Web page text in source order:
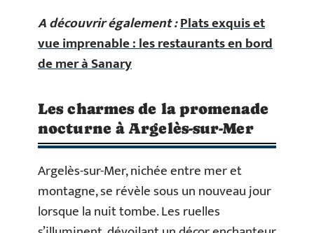
A découvrir également :Plats exquis et
vue imprenable : les restaurants en bord
de mer à Sanary
Les charmes de la promenade
nocturne à Argelès-sur-Mer
Argelès-sur-Mer, nichée entre mer et
montagne, se révèle sous un nouveau jour
lorsque la nuit tombe. Les ruelles